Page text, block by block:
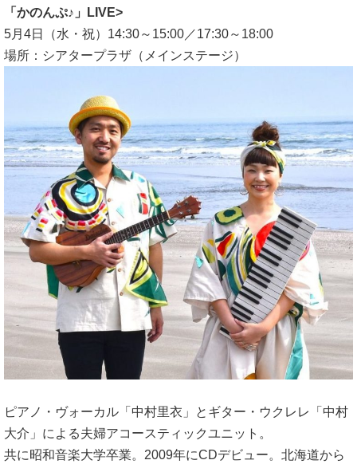
「かのんぷ♪」LIVE>
5月4日（水・祝）14:30～15:00／17:30～18:00
場所：シアタープラザ（メインステージ）
ピアノ・ヴォーカル「中村里衣」とギター・ウクレレ「中村
大介」による夫婦アコースティックユニット。
共に昭和音楽大学卒業。2009年にCDデビュー。北海道から